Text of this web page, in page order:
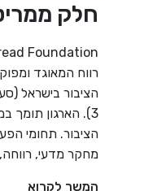
חלק
רווח המאוגד
3). הארגון תומך
הציבור. תחומי
מחקר מדעי, רווחה,
המשך לקרוא